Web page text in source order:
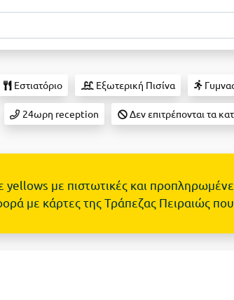
Εστιατόριο Εξωτερική Πισίνα
24ωρη reception Δεν επιτρέπονται τα
yellows με πιστωτικές και
με κάρτες της Τράπεζας Πειραιώς